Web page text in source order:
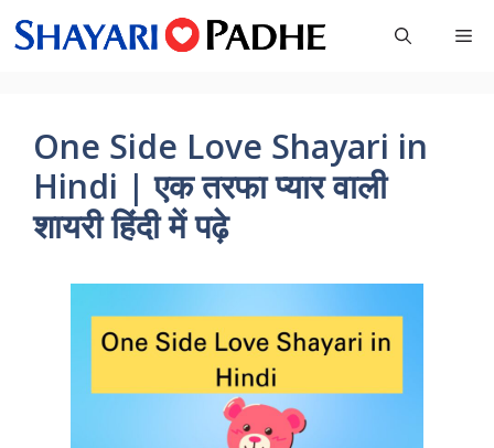
to
One Side Love Shayari in
Hindi | एक तरफा प्यार वाली
शायरी हिंदी में पढ़े